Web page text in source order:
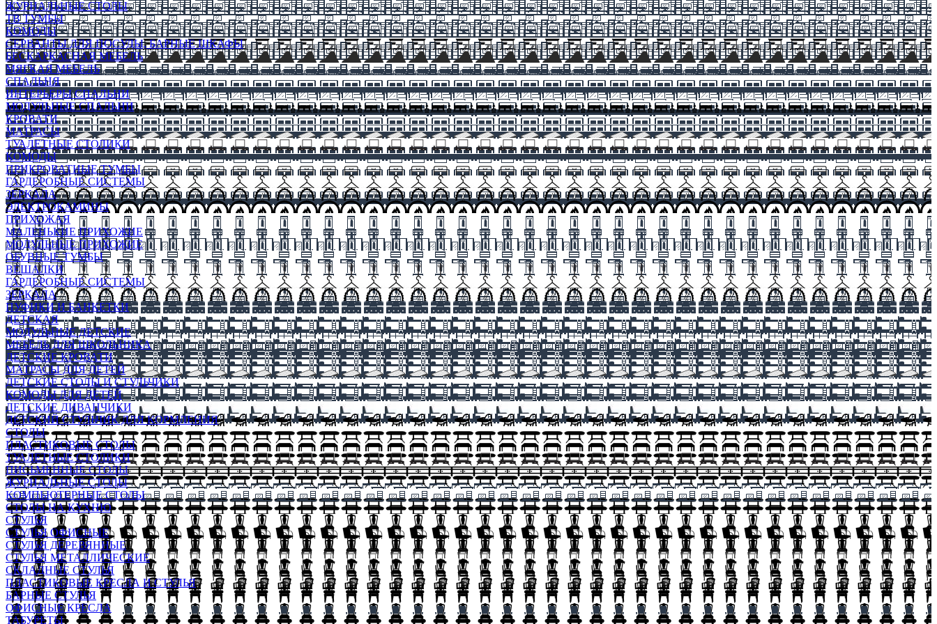
ЖУРНАЛЬНЫЕ СТОЛЫ
ТВ ТУМБЫ
КОМОДЫ
СЕРВАНТЫ ДЛЯ ПОСУДЫ, БАРНЫЕ ШКАФЫ
БЕСКАРКАСНАЯ МЕБЕЛЬ
МЯГКАЯ МЕБЕЛЬ
СПАЛЬНЯ
ИНТЕРЬЕРЫ СПАЛЬНИ
МОДУЛЬНЫЕ СПАЛЬНИ
КРОВАТИ
МАТРАСЫ
ТУАЛЕТНЫЕ СТОЛИКИ
КОМОДЫ
ПРИКРОВАТНЫЕ ТУМБЫ
ГАРДЕРОБНЫЕ СИСТЕМЫ
ЗЕРКАЛА
ЭЛЕКТРОКАМИНЫ
ПРИХОЖАЯ
МАЛЕНЬКИЕ ПРИХОЖИЕ
МОДУЛЬНЫЕ ПРИХОЖИЕ
ОБУВНЫЕ ТУМБЫ
ВЕШАЛКИ
ГАРДЕРОБНЫЕ СИСТЕМЫ
ЗЕРКАЛА
ПУФИКИ И БАНКЕТКИ
ДЕТСКАЯ
МОДУЛЬНЫЕ ДЕТСКИЕ
МЕБЕЛЬ ДЛЯ ШКОЛЬНИКА
ДЕТСКИЕ КРОВАТИ
МАТРАСЫ ДЛЯ ДЕТЕЙ
ДЕТСКИЕ СТОЛЫ И СТУЛЬЧИКИ
КОМОДЫ ДЛЯ ДЕТЕЙ
ДЕТСКИЕ ДИВАНЧИКИ
ДЕТСКИЙ СТУЛЬЧИК ДЛЯ КОРМЛЕНИЯ
СТОЛЫ
ПЛАСТИКОВЫЕ СТОЛЫ
ТУАЛЕТНЫЕ СТОЛИКИ
ПИСЬМЕННЫЕ СТОЛЫ
ЖУРНАЛЬНЫЕ СТОЛЫ
КОМПЬЮТЕРНЫЕ СТОЛЫ
СТОЛЫ НА КУХНЮ
СТУЛЬЯ
СТУЛЬЯ ОФИСНЫЕ
СТУЛЬЯ ДЕРЕВЯННЫЕ
СТУЛЬЯ МЕТАЛЛИЧЕСКИЕ
СКЛАДНЫЕ СТУЛЬЯ
ПЛАСТИКОВЫЕ КРЕСЛА И СТУЛЬЯ
БАРНЫЕ СТУЛЬЯ
ОФИСНЫЕ КРЕСЛА
ТАБУРЕТЫ